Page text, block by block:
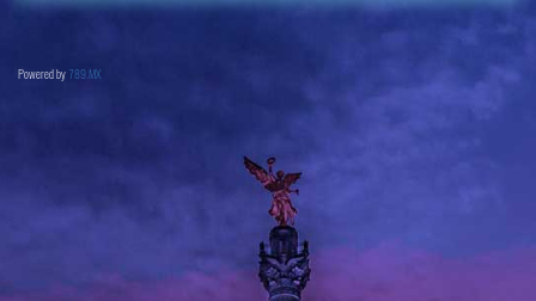
Powered by 789.MX